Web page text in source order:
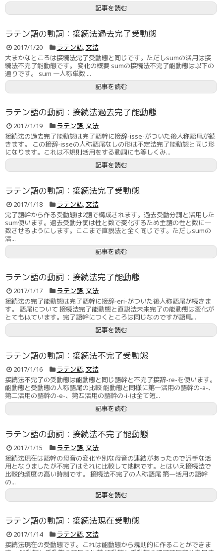
記事を読む
ラテン語の動詞：接続法過去完了受動態
2017/1/20 ラテン語,文法
大まかなところは接続法完了受動態と同じです。ただしsumの活用は接
続法不完了能動態です。 変化の概要 sumの接続法不完了能動態は以下の
通りです。 sum 一人称単数 ...
記事を読む
ラテン語の動詞：接続法過去完了能動態
2017/1/19 ラテン語,文法
接続法の過去完了能動態は完了語幹に接辞-isse-がついた後人称語尾が続
きます。 この接辞-isseの人称語尾なしの形は不定法完了能動態と同じ形
になります。これは不規則活用をする動詞にも等しくみ...
記事を読む
ラテン語の動詞：接続法完了受動態
2017/1/18 ラテン語,文法
完了語幹から作る受動態は2語で構成されます。過去受動分詞と活用した
sum使います。過去受動分詞は性と数で変化するため主語の性と数に一
致させるようにします。ここまで直説法と全く同じです。ただしsumの
活...
記事を読む
ラテン語の動詞：接続法完了能動態
2017/1/17 ラテン語,文法
接続法の完了能動態は完了語幹に接辞-eri-がついた後人称語尾が続きま
す。 語尾について 接続法完了能動態と直説法未来完了の能動態は変化が
とても似ています。完了語幹につくところは同じなのですが語尾...
記事を読む
ラテン語の動詞：接続法不完了受動態
2017/1/16 ラテン語,文法
接続法不完了の受動態は能動態と同じ語幹と不完了接辞-re-を使います。
能動態と受動態の人称語尾の比較 能動態と同様に第一活用の語幹の-a-、
第二活用の語幹の-e-、第四活用の語幹の-i-は全て短...
記事を読む
ラテン語の動詞：接続法不完了能動態
2017/1/15 ラテン語,文法
接続法現在は語幹の母音の変化や別な母音の連結があったので派手な活
用となりましたが不完了はそれに比較して地味です。とはいえ接続法で
比較的頻度の高い時制です。 接続法不完了の人称語尾 第一活用の語幹
の...
記事を読む
ラテン語の動詞：接続法現在受動態
2017/1/14 ラテン語,文法
接続法現在の受動態です。これは能動態から規則的に作ることができま